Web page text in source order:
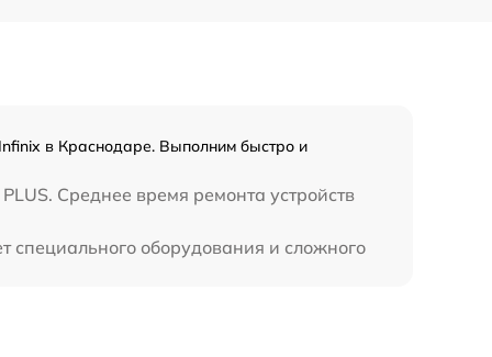
1750 р
1100 р
в Краснодаре. Выполним быстро и
Среднее время ремонта устройств
специального оборудования и сложного